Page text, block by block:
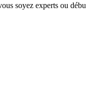
soyez experts ou